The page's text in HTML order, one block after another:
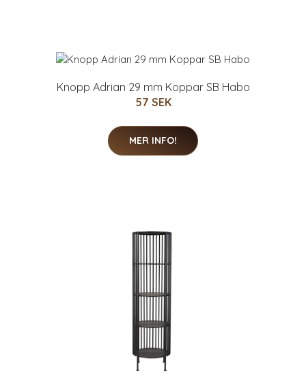
Knopp Adrian 29 mm Koppar SB Habo
57 SEK
MER INFO!